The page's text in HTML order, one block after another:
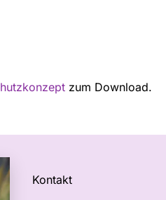
zum Download.
Kontakt